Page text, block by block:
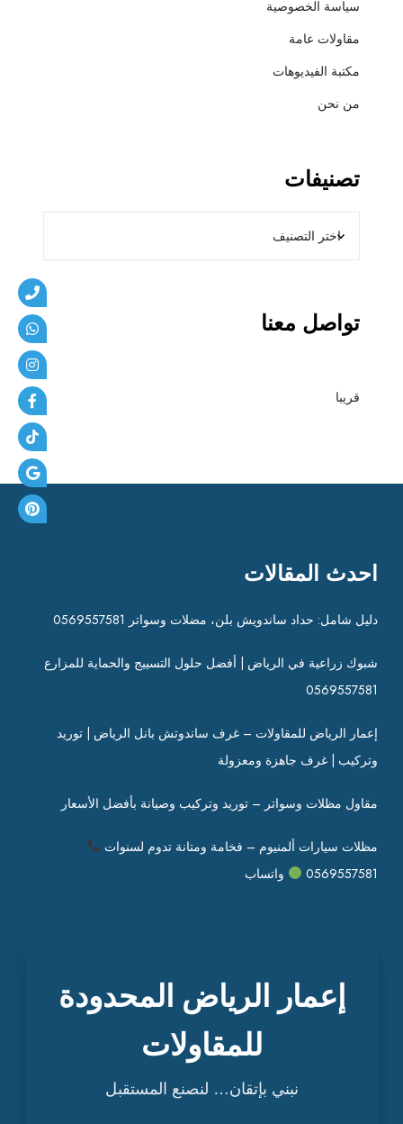
سياسة الخصوصية
مقاولات عامة
مكتبة الفيديوهات
من نحن
تصنيفات
تواصل معنا
قريبا
احدث المقالات
دليل شامل: حداد ساندويش بلن، مضلات وسواتر 0569557581
شبوك زراعية في الرياض | أفضل حلول التسييج والحماية للمزارع
0569557581
إعمار الرياض للمقاولات – غرف ساندوتش بانل الرياض | توريد
وتركيب | غرف جاهزة ومعزولة
مقاول مظلات وسواتر – توريد وتركيب وصيانة بأفضل الأسعار
مظلات سيارات ألمنيوم – فخامة ومتانة تدوم لسنوات
0569557581
واتساب
إعمار الرياض المحدودة
للمقاولات
نبني بإتقان… لنصنع المستقبل